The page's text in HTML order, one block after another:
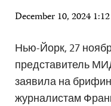
December 10, 2024
Нью-Йорк, 27
представитель
заявила на
журналистам